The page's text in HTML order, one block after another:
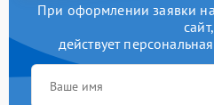
При оформлении заявки
сайт,
действует